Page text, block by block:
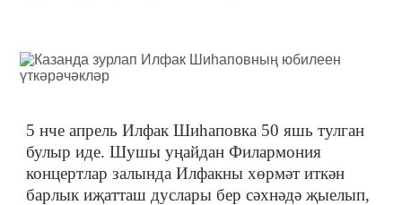
5 нче апрель Илфак Шиһаповка 50 яшь тулган
булыр иде. Шушы уңайдан Филармония
концертлар залында Илфакны хөрмәт иткән
барлык иҗатташ дуслары бер сәхнәдә җыелып,